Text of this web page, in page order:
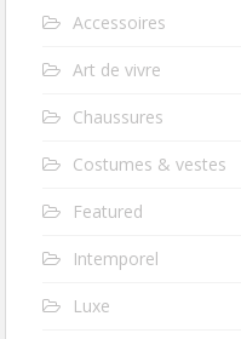
Accessoires
Art de vivre
Chaussures
Costumes & vestes
Featured
Intemporel
Luxe